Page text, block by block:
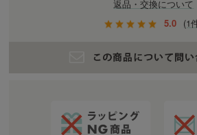
返品・交換について
5.0 (1